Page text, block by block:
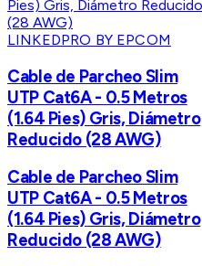
LINKEDPRO BY EPCOM
Cable de Parcheo Slim
UTP Cat6A - 0.5 Metros
(1.64 Pies) Gris, Diámetro
Reducido (28 AWG)
Cable de Parcheo Slim
UTP Cat6A - 0.5 Metros
(1.64 Pies) Gris, Diámetro
Reducido (28 AWG)